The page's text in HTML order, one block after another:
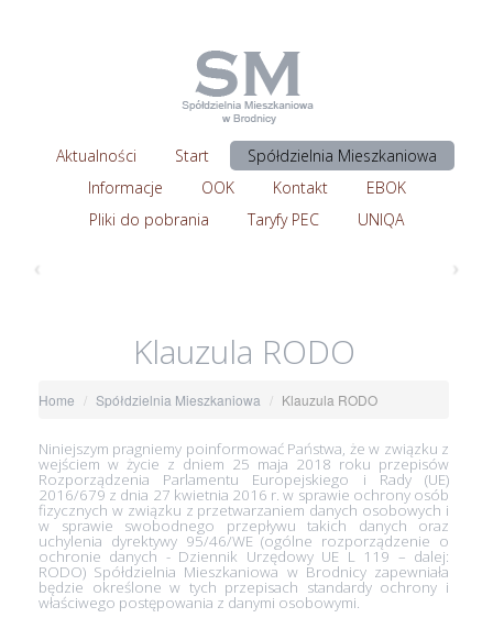
Aktualności Start
Spółdzielnia Mieszkaniowa
Informacje
OOK Kontakt
EBOK
Pliki do pobrania
Taryfy PEC UNIQA
‹ ›
Klauzula RODO
Home Spółdzielnia Mieszkaniowa Klauzula RODO
Niniejszym pragniemy poinformować Państwa, że w związku z
wejściem w życie z dniem 25 maja 2018 roku przepisów
Rozporządzenia Parlamentu Europejskiego i Rady (UE)
2016/679 z dnia 27 kwietnia 2016 r. w sprawie ochrony osób
fizycznych w związku z przetwarzaniem danych osobowych i
w sprawie swobodnego przepływu takich danych oraz
uchylenia dyrektywy 95/46/WE (ogólne rozporządzenie o
ochronie danych - Dziennik Urzędowy UE L 119 – dalej:
RODO) Spółdzielnia Mieszkaniowa w Brodnicy zapewniała
będzie określone w tych przepisach standardy ochrony i
właściwego postępowania z danymi osobowymi.